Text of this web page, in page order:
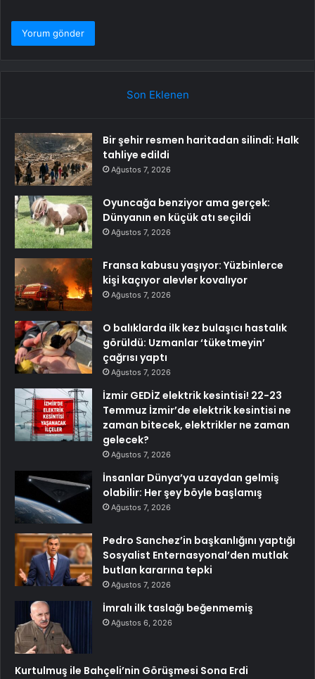
Son Eklenen
Bir şehir resmen haritadan silindi: Halk
tahliye edildi
Ağustos 7, 2026
Oyuncağa benziyor ama gerçek:
Dünyanın en küçük atı seçildi
Ağustos 7, 2026
Fransa kabusu yaşıyor: Yüzbinlerce
kişi kaçıyor alevler kovalıyor
Ağustos 7, 2026
O balıklarda ilk kez bulaşıcı hastalık
görüldü: Uzmanlar ‘tüketmeyin’
çağrısı yaptı
Ağustos 7, 2026
İzmir GEDİZ elektrik kesintisi! 22-23
Temmuz İzmir’de elektrik kesintisi ne
zaman bitecek, elektrikler ne zaman
gelecek?
Ağustos 7, 2026
İnsanlar Dünya’ya uzaydan gelmiş
olabilir: Her şey böyle başlamış
Ağustos 7, 2026
Pedro Sanchez’in başkanlığını yaptığı
Sosyalist Enternasyonal’den mutlak
butlan kararına tepki
Ağustos 7, 2026
İmralı ilk taslağı beğenmemiş
Ağustos 6, 2026
Kurtulmuş ile Bahçeli’nin Görüşmesi Sona Erdi